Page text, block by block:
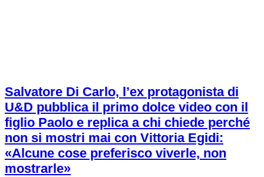
Salvatore Di Carlo, l’ex protagonista di
U&D pubblica il primo dolce video con il
figlio Paolo e replica a chi chiede perché
non si mostri mai con Vittoria Egidi:
«Alcune cose preferisco viverle, non
mostrarle»